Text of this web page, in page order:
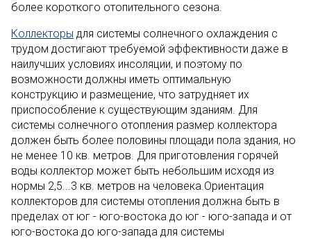
более короткого отопительного сезона.
Коллекторы для системы солнечного охлаждения с
трудом достигают требуемой эффективности даже в
наилучших условиях инсоляции, и поэтому по
возможности должны иметь оптимальную
конструкцию и размещение, что затрудняет их
приспособление к существующим зданиям. Для
системы солнечного отопления размер коллектора
должен быть более половины площади пола здания, но
не менее 10 кв. метров. Для приготовления горячей
воды коллектор может быть небольшим исходя из
нормы 2,5...3 кв. метров на человека.Ориентация
коллекторов для системы отопления должна быть в
пределах от юг - юго-востока до юг - юго-запада и от
юго-востока до юго-запада для системы